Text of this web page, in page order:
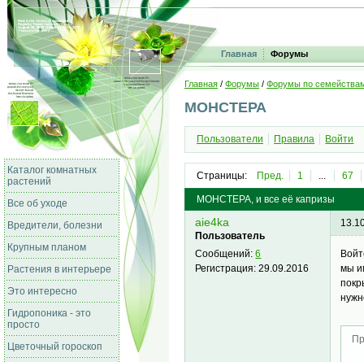
Главная Форумы
Каталог комнатных
растений
Все об уходе
Вредители, болезни
Крупным планом
Растения в интерьере
Это интересно
Гидропоника - это
просто
Цветочный гороскоп
Главная / Форумы / Форумы по
МОНСТЕРА
Пользователи Правила Войти
Страницы: Пред. 1 ... 67
МОНСТЕРА, и все её капризы
aie4ka
Пользователь
Сообщений:6
Регистрация:29.09.2016
мы